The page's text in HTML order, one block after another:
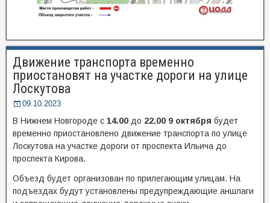
Движение транспорта временно
приостановят на участке дороги на улице
Лоскутова
09.10.2023
В Нижнем Новгороде с 14.00 до 22.00 9 октября будет
временно приостановлено движение транспорта по улице
Лоскутова на участке дороги от проспекта Ильича до
проспекта Кирова.
Объезд будет организован по прилегающим улицам. На
подъездах будут установлены предупреждающие аншлаги